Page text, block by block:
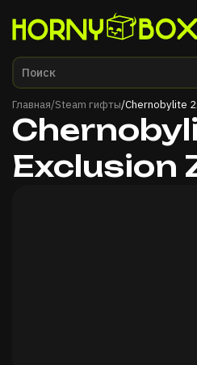
Главная/Steam гифты/Chernobylite
Exclusion